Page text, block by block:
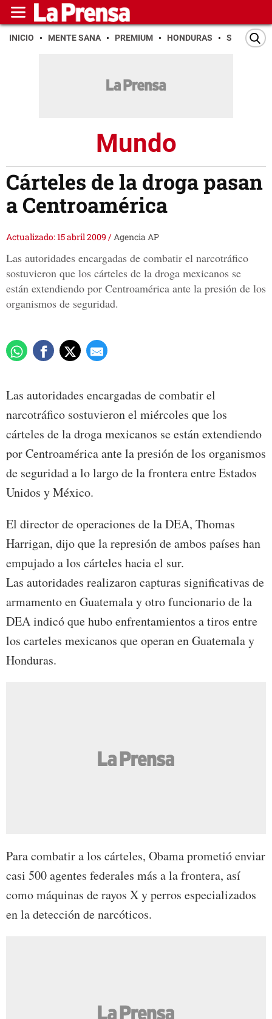
INICIO MENTE SANA PREMIUM HONDURAS SAN PEDRO
Mundo
Cárteles de la droga pasan
a Centroamérica
Actualizado: 15 abril 2009 /Agencia AP
Las autoridades encargadas de combatir el narcotráfico
sostuvieron que los cárteles de la droga mexicanos se
están extendiendo por Centroamérica ante la presión de los
organismos de seguridad.
Las autoridades encargadas de combatir el
narcotráfico sostuvieron el miércoles que los
cárteles de la droga mexicanos se están extendiendo
por Centroamérica ante la presión de los organismos
de seguridad a lo largo de la frontera entre Estados
Unidos y México.
El director de operaciones de la DEA, Thomas
Harrigan, dijo que la represión de ambos países han
empujado a los cárteles hacia el sur.
Las autoridades realizaron capturas significativas de
armamento en Guatemala y otro funcionario de la
DEA indicó que hubo enfrentamientos a tiros entre
los carteles mexicanos que operan en Guatemala y
Honduras.
Para combatir a los cárteles, Obama prometió enviar
casi 500 agentes federales más a la frontera, así
como máquinas de rayos X y perros especializados
en la detección de narcóticos.